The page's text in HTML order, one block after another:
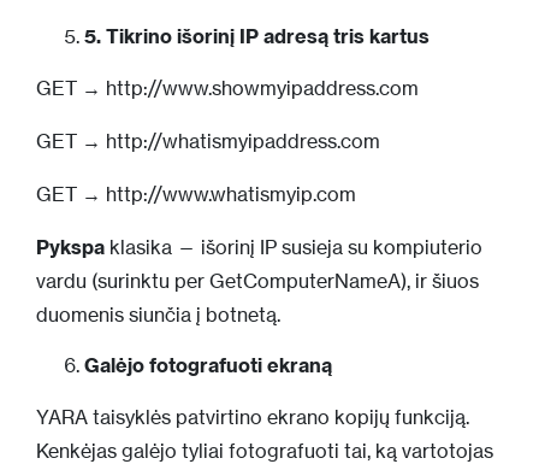
5. Tikrino išorinį IP adresą tris kartus
GET → http://www.showmyipaddress.com
GET → http://whatismyipaddress.com
GET → http://www.whatismyip.com
Pykspa klasika — išorinį IP susieja su kompiuterio
vardu (surinktu per GetComputerNameA), ir šiuos
duomenis siunčia į botnetą.
Galėjo fotografuoti ekraną
YARA taisyklės patvirtino ekrano kopijų funkciją.
Kenkėjas galėjo tyliai fotografuoti tai, ką vartotojas